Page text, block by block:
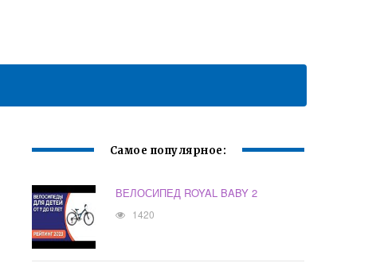
Самое популярное:
ВЕЛОСИПЕД ROYAL BABY 2
1420